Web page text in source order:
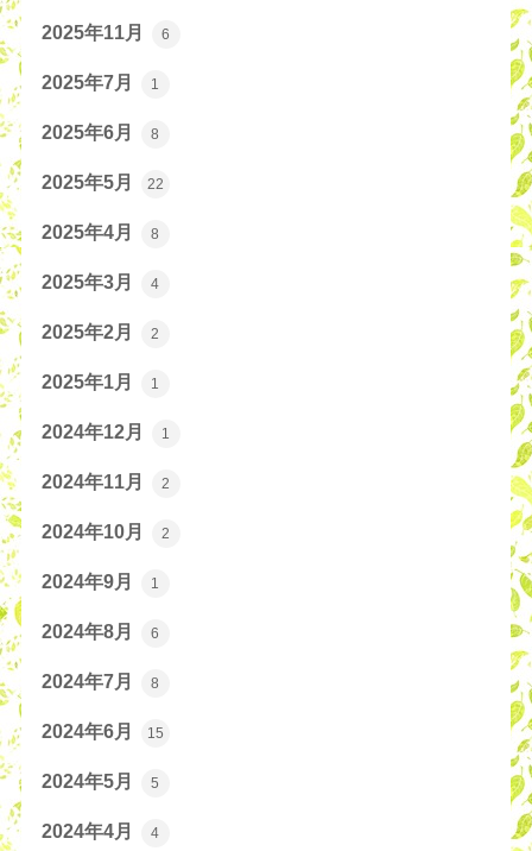
2025年11月 6
2025年7月 1
2025年6月 8
2025年5月 22
2025年4月 8
2025年3月 4
2025年2月 2
2025年1月 1
2024年12月 1
2024年11月 2
2024年10月 2
2024年9月 1
2024年8月 6
2024年7月 8
2024年6月 15
2024年5月 5
2024年4月 4